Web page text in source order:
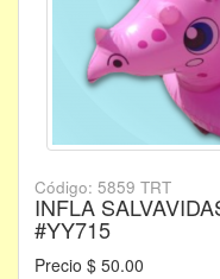
Código: 5859 TRT
INFLA
#YY715
Precio $ 50.00